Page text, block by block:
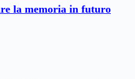
la memoria in futuro